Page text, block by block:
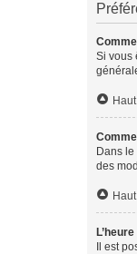
Si vous
Haut
Dans
des
Haut
Il est